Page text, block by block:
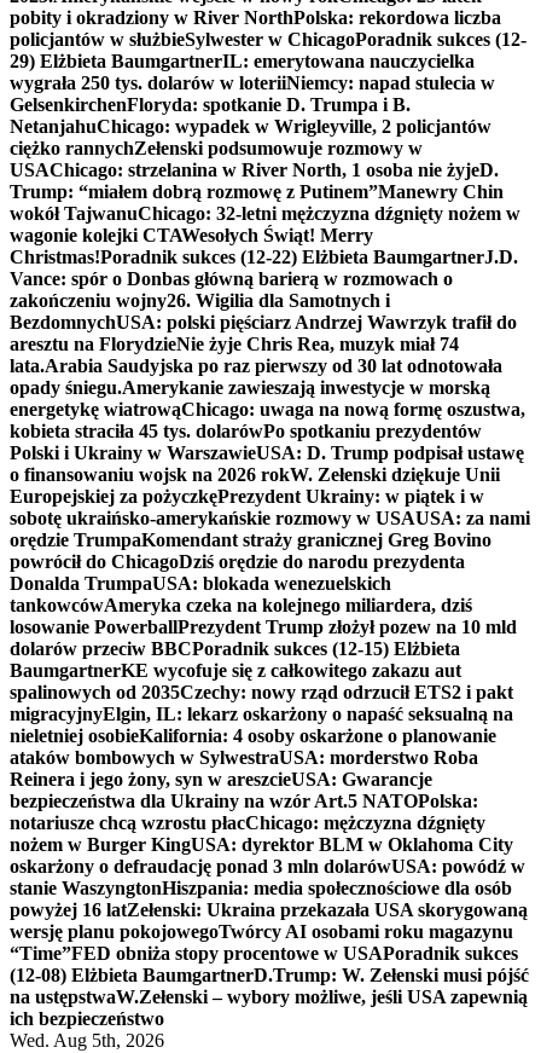
pobity i okradziony w River NorthPolska: rekordowa liczba
policjantów w służbieSylwester w ChicagoPoradnik sukces (12-
29) Elżbieta BaumgartnerIL: emerytowana nauczycielka
wygrała 250 tys. dolarów w loteriiNiemcy: napad stulecia w
GelsenkirchenFloryda: spotkanie D. Trumpa i B.
NetanjahuChicago: wypadek w Wrigleyville, 2 policjantów
ciężko rannychZełenski podsumowuje rozmowy w
USAChicago: strzelanina w River North, 1 osoba nie żyjeD.
Trump: “miałem dobrą rozmowę z Putinem”Manewry Chin
wokół TajwanuChicago: 32-letni mężczyzna dźgnięty nożem w
wagonie kolejki CTAWesołych Świąt! Merry
Christmas!Poradnik sukces (12-22) Elżbieta BaumgartnerJ.D.
Vance: spór o Donbas główną barierą w rozmowach o
zakończeniu wojny26. Wigilia dla Samotnych i
BezdomnychUSA: polski pięściarz Andrzej Wawrzyk trafił do
aresztu na FlorydzieNie żyje Chris Rea, muzyk miał 74
lata.Arabia Saudyjska po raz pierwszy od 30 lat odnotowała
opady śniegu.Amerykanie zawieszają inwestycje w morską
energetykę wiatrowąChicago: uwaga na nową formę oszustwa,
kobieta straciła 45 tys. dolarówPo spotkaniu prezydentów
Polski i Ukrainy w WarszawieUSA: D. Trump podpisał ustawę
o finansowaniu wojsk na 2026 rokW. Zełenski dziękuje Unii
Europejskiej za pożyczkęPrezydent Ukrainy: w piątek i w
sobotę ukraińsko-amerykańskie rozmowy w USAUSA: za nami
orędzie TrumpaKomendant straży granicznej Greg Bovino
powrócił do ChicagoDziś orędzie do narodu prezydenta
Donalda TrumpaUSA: blokada wenezuelskich
tankowcówAmeryka czeka na kolejnego miliardera, dziś
losowanie PowerballPrezydent Trump złożył pozew na 10 mld
dolarów przeciw BBCPoradnik sukces (12-15) Elżbieta
BaumgartnerKE wycofuje się z całkowitego zakazu aut
spalinowych od 2035Czechy: nowy rząd odrzucił ETS2 i pakt
migracyjnyElgin, IL: lekarz oskarżony o napaść seksualną na
nieletniej osobieKalifornia: 4 osoby oskarżone o planowanie
ataków bombowych w SylwestraUSA: morderstwo Roba
Reinera i jego żony, syn w areszcieUSA: Gwarancje
bezpieczeństwa dla Ukrainy na wzór Art.5 NATOPolska:
notariusze chcą wzrostu płacChicago: mężczyzna dźgnięty
nożem w Burger KingUSA: dyrektor BLM w Oklahoma City
oskarżony o defraudację ponad 3 mln dolarówUSA: powódź w
stanie WaszyngtonHiszpania: media społecznościowe dla osób
powyżej 16 latZełenski: Ukraina przekazała USA skorygowaną
wersję planu pokojowegoTwórcy AI osobami roku magazynu
“Time”FED obniża stopy procentowe w USAPoradnik sukces
(12-08) Elżbieta BaumgartnerD.Trump: W. Zełenski musi pójść
na ustępstwaW.Zełenski – wybory możliwe, jeśli USA zapewnią
ich bezpieczeństwo
Wed. Aug 5th, 2026